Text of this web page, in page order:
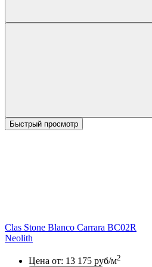
Быстрый просмотр
Clas Stone Blanco Carrara BC02R
Neolith
Цена от: 13 175 руб/м2